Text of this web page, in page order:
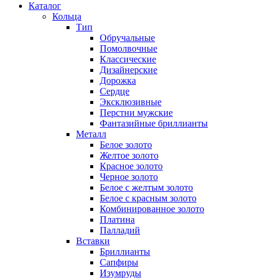
Каталог
Кольца
Тип
Обручальные
Помолвочные
Классические
Дизайнерские
Дорожка
Сердце
Эксклюзивные
Перстни мужские
Фантазийные бриллианты
Металл
Белое золото
Желтое золото
Красное золото
Черное золото
Белое с желтым золото
Белое с красным золото
Комбинированное золото
Платина
Палладий
Вставки
Бриллианты
Сапфиры
Изумруды